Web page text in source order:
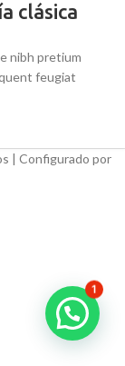
clásica
nibh pretium
feugiat
| Configurado por
1